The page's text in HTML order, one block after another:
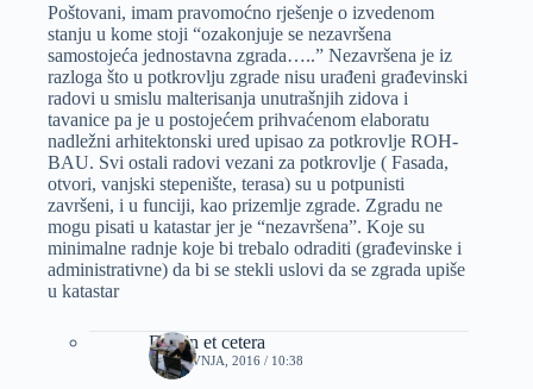
Poštovani, imam pravomoćno rješenje o izvedenom
stanju u kome stoji “ozakonjuje se nezavršena
samostojeća jednostavna zgrada…..” Nezavršena je iz
razloga što u potkrovlju zgrade nisu urađeni građevinski
radovi u smislu malterisanja unutrašnjih zidova i
tavanice pa je u postojećem prihvaćenom elaboratu
nadležni arhitektonski ured upisao za potkrovlje ROH-
BAU. Svi ostali radovi vezani za potkrovlje ( Fasada,
otvori, vanjski stepenište, terasa) su u potpunisti
završeni, i u funciji, kao prizemlje zgrade. Zgradu ne
mogu pisati u katastar jer je “nezavršena”. Koje su
minimalne radnje koje bi trebalo odraditi (građevinske i
administrativne) da bi se stekli uslovi da se zgrada upiše
u katastar
Dizajn et cetera
18 TRAVNJA, 2016 / 10:38